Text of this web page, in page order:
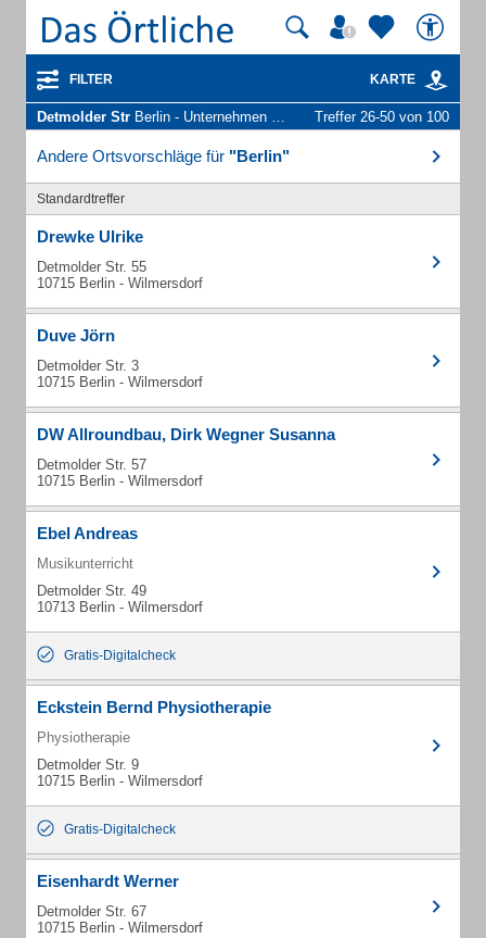
FILTER KARTE
Detmolder Str Berlin - Unternehmen und Personen Treffer 26-50 von 100
Andere Ortsvorschläge für "Berlin"
Standardtreffer
Drewke Ulrike
Detmolder Str. 55
10715 Berlin - Wilmersdorf
Duve Jörn
Detmolder Str. 3
10715 Berlin - Wilmersdorf
DW Allroundbau, Dirk Wegner Susanna
Detmolder Str. 57
10715 Berlin - Wilmersdorf
Ebel Andreas
Musikunterricht
Detmolder Str. 49
10713 Berlin - Wilmersdorf
Gratis-Digitalcheck
Eckstein Bernd Physiotherapie
Physiotherapie
Detmolder Str. 9
10715 Berlin - Wilmersdorf
Gratis-Digitalcheck
Eisenhardt Werner
Detmolder Str. 67
10715 Berlin - Wilmersdorf